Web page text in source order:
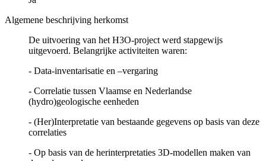
Algemene beschrijving herkomst
De uitvoering van het H3O-project werd stapgewijs
uitgevoerd. Belangrijke activiteiten waren:
- Data-inventarisatie en –vergaring
- Correlatie tussen Vlaamse en Nederlandse
(hydro)geologische eenheden
- (Her)Interpretatie van bestaande gegevens op basis van deze
correlaties
- Op basis van de herinterpretaties 3D-modellen maken van